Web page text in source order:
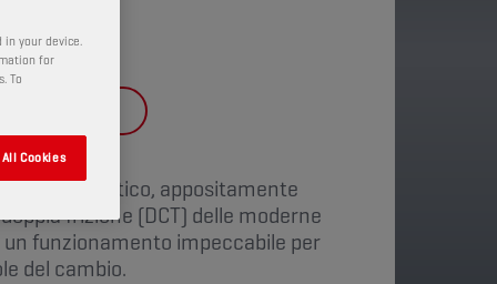
sintetico, appositamente
frizione (DCT) delle moderne
funzionamento impeccabile per
del cambio.
your device.
for
To
Cookies